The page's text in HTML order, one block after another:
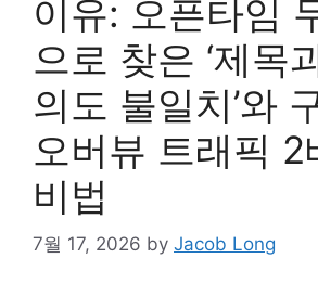
이유: 오픈타임
으로 찾은 ‘제목
의도 불일치’와
오버뷰 트래픽 2
비법
7월 17, 2026 by Jacob Long